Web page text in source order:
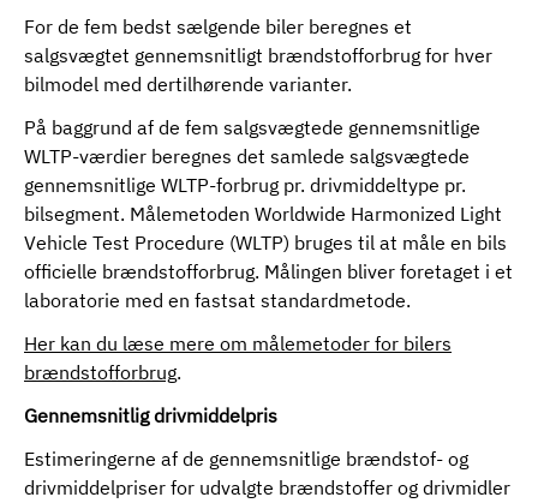
For de fem bedst sælgende biler beregnes et
salgsvægtet gennemsnitligt brændstofforbrug for hver
bilmodel med dertilhørende varianter.
På baggrund af de fem salgsvægtede gennemsnitlige
WLTP-værdier beregnes det samlede salgsvægtede
gennemsnitlige WLTP-forbrug pr. drivmiddeltype pr.
bilsegment. Målemetoden Worldwide Harmonized Light
Vehicle Test Procedure (WLTP) bruges til at måle en bils
officielle brændstofforbrug. Målingen bliver foretaget i et
laboratorie med en fastsat standardmetode.
Her kan du læse mere om målemetoder for bilers
brændstofforbrug.
Gennemsnitlig drivmiddelpris
Estimeringerne af de gennemsnitlige brændstof- og
drivmiddelpriser for udvalgte brændstoffer og drivmidler